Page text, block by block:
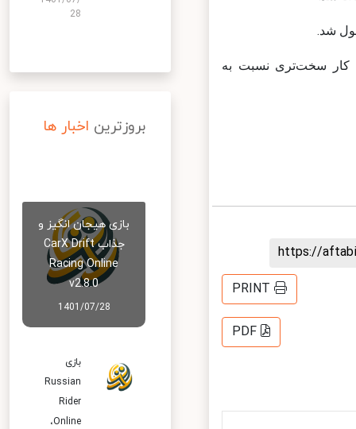
سخت‌تری نسبت به
https://
PRINT
PDF
28
بروزترین اخبار ها
بازی هیجان انگیز و
جذاب CarX Drift
Racing Online
v2.8.0
1401/07/28
بازی
Russian
Rider
Online‏،